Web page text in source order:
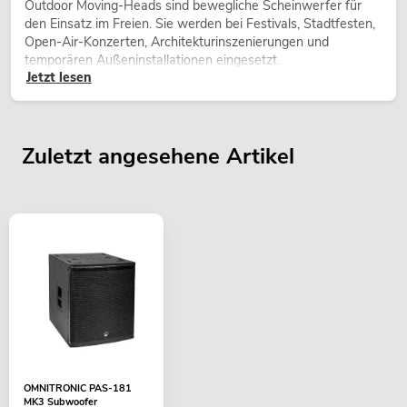
Outdoor Moving-Heads sind bewegliche Scheinwerfer für
den Einsatz im Freien. Sie werden bei Festivals, Stadtfesten,
Open-Air-Konzerten, Architekturinszenierungen und
temporären Außeninstallationen eingesetzt.
Jetzt lesen
Zuletzt angesehene Artikel
OMNITRONIC PAS-181
MK3 Subwoofer